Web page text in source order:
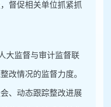
督促相关单位抓紧抓
大监督与审计监督联
改情况的监督力度。
、动态跟踪整改进展